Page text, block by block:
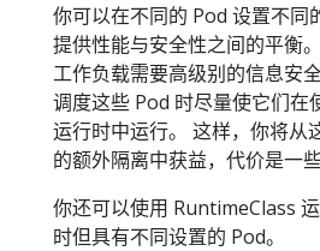
你可以在不同的 Pod 设置不同
提供性能与安全性之间的平衡
工作负载需要高级别的信息安
调度这些 Pod 时尽量使它们在
运行时中运行。 这样，你将从
的额外隔离中获益，代价是一
你还可以使用 RuntimeClass
时但具有不同设置的 Pod。